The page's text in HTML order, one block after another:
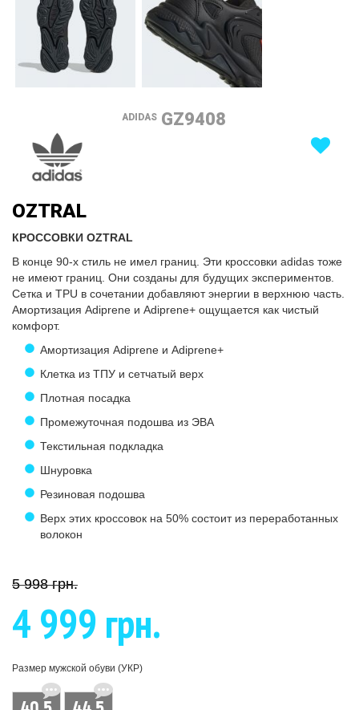
ADIDAS GZ9408
OZTRAL
КРОССОВКИ OZTRAL
В конце 90-х стиль не имел границ. Эти кроссовки adidas тоже
не имеют границ. Они созданы для будущих экспериментов.
Сетка и TPU в сочетании добавляют энергии в верхнюю часть.
Амортизация Adiprene и Adiprene+ ощущается как чистый
комфорт.
Амортизация Adiprene и Adiprene+
Клетка из ТПУ и сетчатый верх
Плотная посадка
Промежуточная подошва из ЭВА
Текстильная подкладка
Шнуровка
Резиновая подошва
Верх этих кроссовок на 50% состоит из переработанных
волокон
5 998 грн.
4 999 грн.
Размер мужской обуви (УКР)